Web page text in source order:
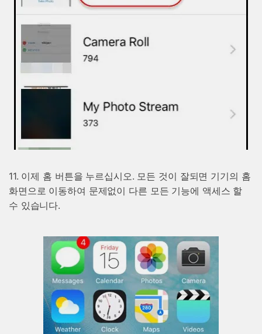
11. 이제 홈 버튼을 누르십시오. 모든 것이 잘되면 기기의 홈
화면으로 이동하여 문제없이 다른 모든 기능에 액세스 할
수 있습니다.